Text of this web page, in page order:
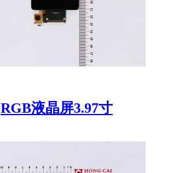
RGB液晶屏3.97寸